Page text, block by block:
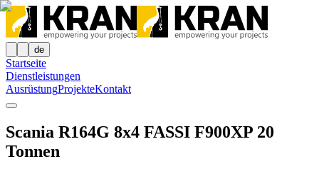
de
Startseite
Dienstleistungen
AusrüstungProjekteKontakt
Scania R164G 8x4 FASSI F900XP 20
Tonnen